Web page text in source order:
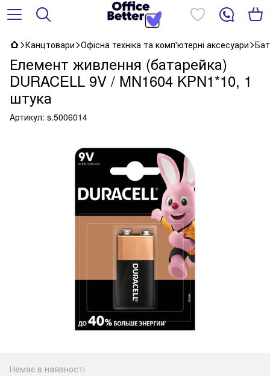
Канцтовари Офісна техніка та комп'ютерні аксесуари
Елемент живлення (батарейка)
DURACELL 9V / MN1604 KPN1*10, 1
штука
Артикул: s.5006014
Немає в наявності